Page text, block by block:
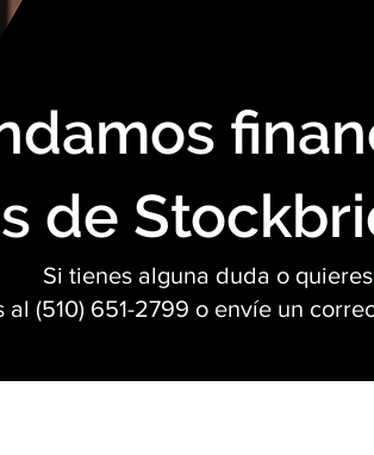
de
Si tienes alguna duda o
(510) 651-2799 o envíe un